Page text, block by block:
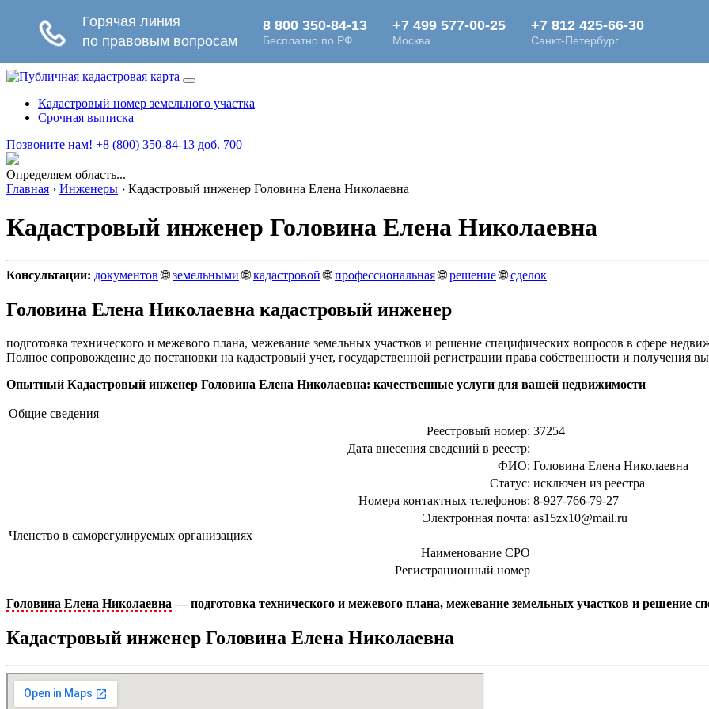
Кадастровый номер земельного участка
Срочная выписка
Позвоните нам! +8 (800) 350-84-13 доб. 700
Определяем область...
Главная › Инженеры › Кадастровый инженер Головина Елена Николаевна
Кадастровый инженер Головина Елена Николаевна
Консультации: документов🌐земельными🌐кадастровой🌐профессиональная🌐решение🌐сделок
Головина Елена Николаевна кадастровый инженер
подготовка технического и межевого плана, межевание земельных участков и решение специфических вопросов в сфере
Полное сопровождение до постановки на кадастровый учет, государственной регистрации права собственности и получения
Опытный Кадастровый инженер Головина Елена Николаевна: качественные услуги для вашей недвижимости
Общие сведения
Реестровый номер: 37254
Дата внесения сведений в реестр:
ФИО: Головина Елена Николаевна
Статус: исключен из реестра
Номера контактных телефонов: 8-927-766-79-27
Электронная почта: as15zx10@mail.ru
Членство в саморегулируемых организациях
Наименование СРО
Регистрационный номер
Головина Елена Николаевна — подготовка технического и межевого плана, межевание земельных участков и решение
Кадастровый инженер Головина Елена Николаевна